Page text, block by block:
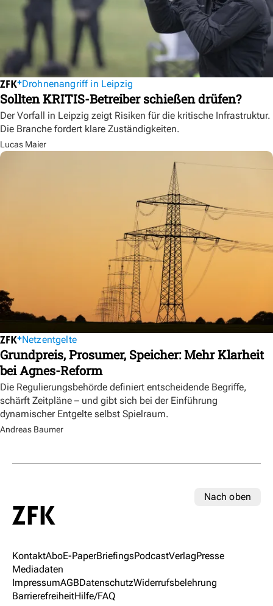
Drohnenangriff in Leipzig
Sollten KRITIS-Betreiber schießen drüfen?
Der Vorfall in Leipzig zeigt Risiken für die kritische Infrastruktur.
Die Branche fordert klare Zuständigkeiten.
Lucas Maier
Netzentgelte
Grundpreis, Prosumer, Speicher: Mehr Klarheit
bei Agnes-Reform
Die Regulierungsbehörde definiert entscheidende Begriffe,
schärft Zeitpläne – und gibt sich bei der Einführung
dynamischer Entgelte selbst Spielraum.
Andreas Baumer
Nach oben
KontaktAboE-PaperBriefingsPodcastVerlagPresse
Mediadaten
ImpressumAGBDatenschutzWiderrufsbelehrung
BarrierefreiheitHilfe/FAQ